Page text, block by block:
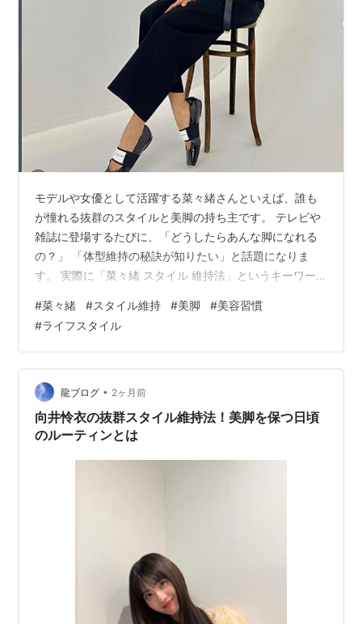
モデルや女優として活躍する菜々緒さんといえば、誰も
が憧れる抜群のスタイルと美脚の持ち主です。 テレビや
雑誌に登場するたびに、「どうしたらあんな脚になれる
の？」 「体型維持の秘訣が知りたい」と話題になりま
す。 実際に「菜々緒 スタイル 維持法」というキーワー
女性から高い注目を集めています。 結論からいうと、
菜々緒さんのスタイルは特別な才能だけで作られている
わけではありません。 日頃の食事管理や運動習慣、むく
み対策、姿勢への意識などを長年積み重ねていることが
大きな理由です。 もちろん誰もが同じ体型になれるわけ
ではありませんが、美脚づくりや体型維持の…
#菜々緒 #スタイル維持 #美脚 #美容習慣
#ライフスタイル
龍ブログ • 2ヶ月前
向井怜衣の抜群スタイル維持法！美脚を保つ日頃
のルーティンとは